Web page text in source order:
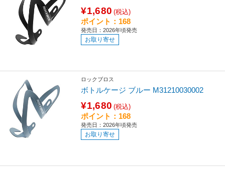
¥1,680 (税込)
ポイント：168
発売日：2026年頃発売
お取り寄せ
ロックブロス
ボトルケージ ブルー M31210030002
¥1,680 (税込)
ポイント：168
発売日：2026年頃発売
お取り寄せ